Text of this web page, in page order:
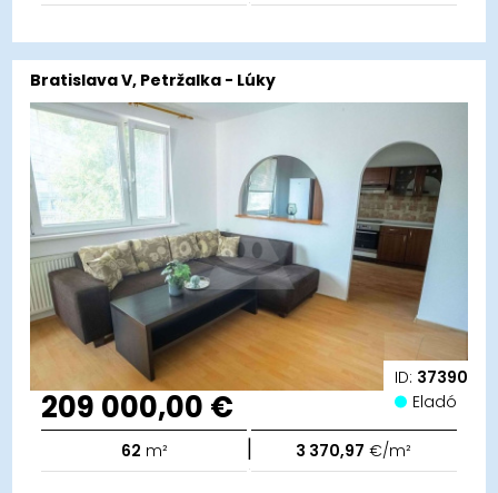
ID: 37390
Bratislava V, Petržalka - Lúky
209 000,00 € Eladó
62 m² | 3 370,97 €/m²